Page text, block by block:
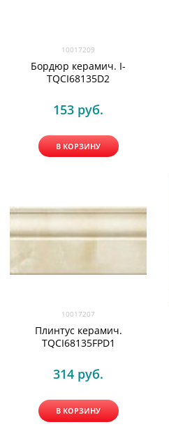
10017209
Бордюр керамич. I-
TQCI68135D2
153 руб.
В КОРЗИНУ
10017207
Плинтус керамич.
TQCI68135FPD1
314 руб.
В КОРЗИНУ